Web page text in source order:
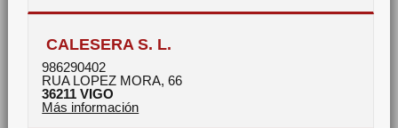
CALESERA S. L.
986290402
RUA LOPEZ MORA, 66
36211 VIGO
Más información